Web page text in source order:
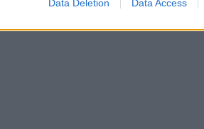
Data Deletion Data Access